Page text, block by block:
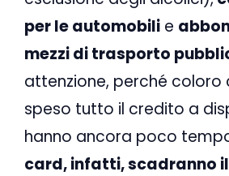
per le automobili e
mezzi di trasporto
attenzione, perché coloro
speso tutto il credito a
hanno ancora poco
card, infatti, scadranno